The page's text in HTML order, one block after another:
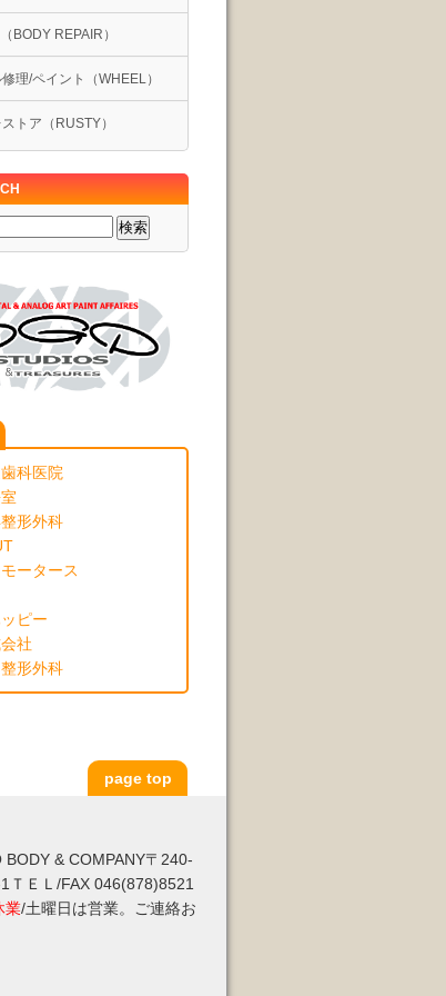
BODY REPAIR）
理/ペイント（WHEEL）
トア（RUSTY）
科医院
形外科
ータース
ピー
社
形外科
page top
& COMPANY〒240-
ＥＬ/FAX 046(878)8521
業/土曜日は営業。ご連絡お